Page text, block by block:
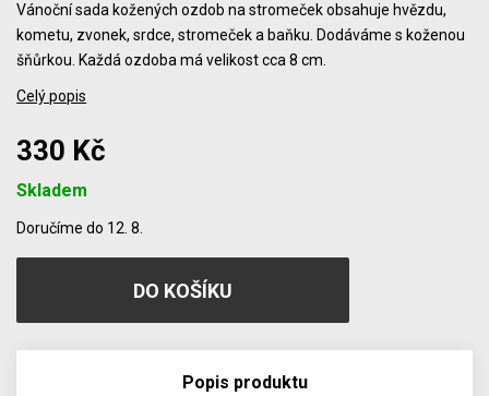
Vánoční sada kožených ozdob na stromeček obsahuje hvězdu,
kometu, zvonek, srdce, stromeček a baňku. Dodáváme s koženou
šňůrkou. Každá ozdoba má velikost cca 8 cm.
Celý popis
330 Kč
Skladem
Doručíme do 12. 8.
Popis produktu